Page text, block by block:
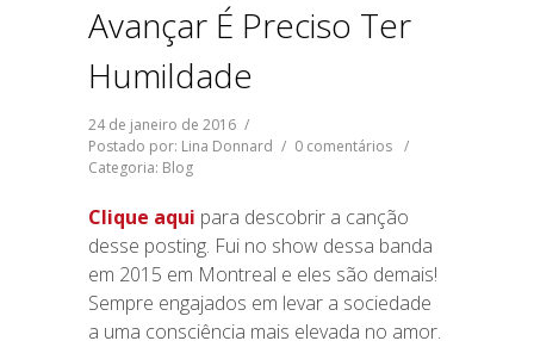
Avançar É Preciso Ter
Humildade
24 de janeiro de 2016 /
Postado por: Lina Donnard / 0 comentários /
Categoria: Blog
Clique aqui para descobrir a canção
desse posting. Fui no show dessa banda
em 2015 em Montreal e eles são demais!
Sempre engajados em levar a sociedade
a uma consciência mais elevada no amor.